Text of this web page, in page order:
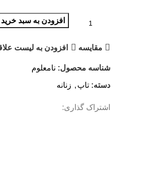
افزودن به سبد خرید
مقایسه افزودن به لیست
شناسه محصول: نامعلوم
دسته: تاپ , زنانه
اشتراک گذاری: